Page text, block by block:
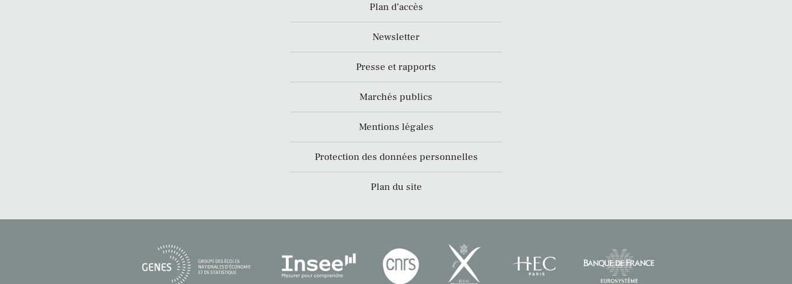
Plan d’accès
Newsletter
Presse et rapports
Marchés publics
Mentions légales
Protection des données personnelles
Plan du site